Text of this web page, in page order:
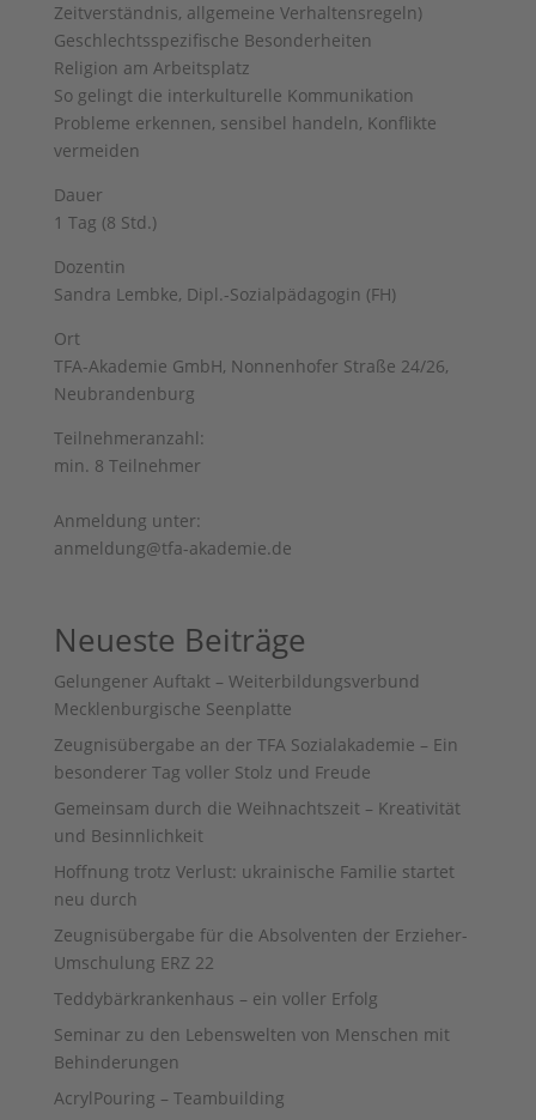
Zeitverständnis, allgemeine Verhaltensregeln)
Geschlechtsspezifische Besonderheiten
Religion am Arbeitsplatz
So gelingt die interkulturelle Kommunikation
Probleme erkennen, sensibel handeln, Konflikte
vermeiden
Dauer
1 Tag (8 Std.)
Dozentin
Sandra Lembke, Dipl.-Sozialpädagogin (FH)
Ort
TFA-Akademie GmbH, Nonnenhofer Straße 24/26,
Neubrandenburg
Teilnehmeranzahl:
min. 8 Teilnehmer
Anmeldung unter:
anmeldung@tfa-akademie.de
Neueste Beiträge
Gelungener Auftakt – Weiterbildungsverbund
Mecklenburgische Seenplatte
Zeugnisübergabe an der TFA Sozialakademie – Ein
besonderer Tag voller Stolz und Freude
Gemeinsam durch die Weihnachtszeit – Kreativität
und Besinnlichkeit
Hoffnung trotz Verlust: ukrainische Familie startet
neu durch
Zeugnisübergabe für die Absolventen der Erzieher-
Umschulung ERZ 22
Teddybärkrankenhaus – ein voller Erfolg
Seminar zu den Lebenswelten von Menschen mit
Behinderungen
AcrylPouring – Teambuilding